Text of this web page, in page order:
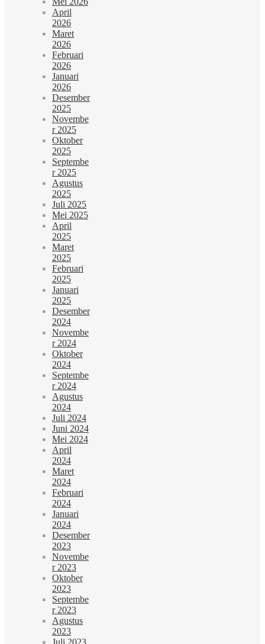
April
2026
Maret
2026
Februari
2026
Januari
2026
Desember
2025
Novembe
r 2025
Oktober
2025
Septembe
r 2025
Agustus
2025
Juli 2025
Mei 2025
April
2025
Maret
2025
Februari
2025
Januari
2025
Desember
2024
Novembe
r 2024
Oktober
2024
Septembe
r 2024
Agustus
2024
Juli 2024
Juni 2024
Mei 2024
April
2024
Maret
2024
Februari
2024
Januari
2024
Desember
2023
Novembe
r 2023
Oktober
2023
Septembe
r 2023
Agustus
2023
Juli 2023